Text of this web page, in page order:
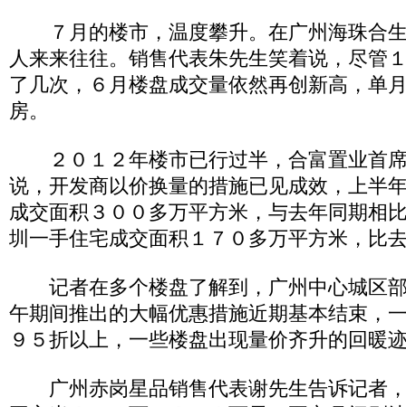
７月的楼市，温度攀升。在广州海珠合
人来来往往。销售代表朱先生笑着说，尽管
了几次，６月楼盘成交量依然再创新高，单
房。
２０１２年楼市已行过半，合富置业首
说，开发商以价换量的措施已见成效，上半
成交面积３００多万平方米，与去年同期相
圳一手住宅成交面积１７０多万平方米，比
记者在多个楼盘了解到，广州中心城区
午期间推出的大幅优惠措施近期基本结束，
９５折以上，一些楼盘出现量价齐升的回暖
广州赤岗星品销售代表谢先生告诉记者